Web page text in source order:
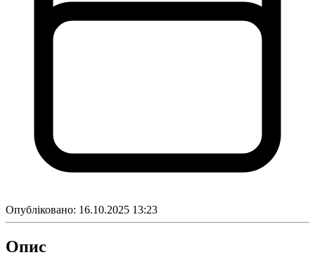
Опубліковано: 16.10.2025 13:23
Опис